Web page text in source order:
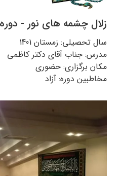
زلال چشمه های نور - دوره ۱
سال تحصیلی: زمستان 1401
مدرس: جناب آقای دکتر کاظمی
مکان برگزاری: حضوری
مخاطبین دوره: آزاد